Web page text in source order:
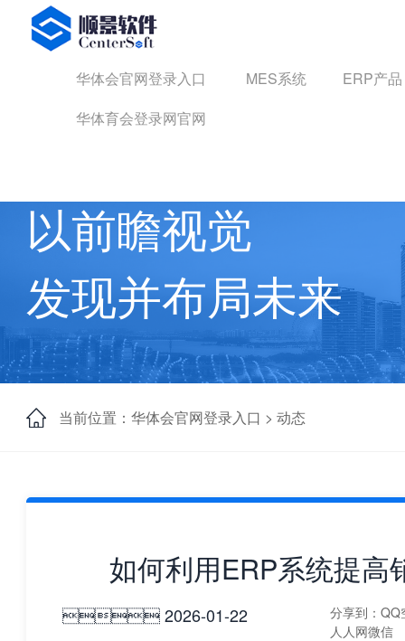
华体会官网登录入口
华体会官网登录入口 MES系统
ERP产品
华体育会登录网官网
以前瞻视觉
发现并布局未来
当前位置：华体会官网登录入口 > 动态
如何利用ERP系统提高
 2026-01-22 分享到： QQ
人人网微信